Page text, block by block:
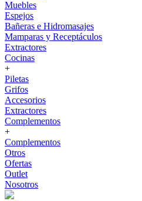
Muebles
Espejos
Bañeras e Hidromasajes
Mamparas y Receptáculos
Extractores
Cocinas
+
Piletas
Grifos
Accesorios
Extractores
Complementos
+
Complementos
Otros
Ofertas
Outlet
Nosotros